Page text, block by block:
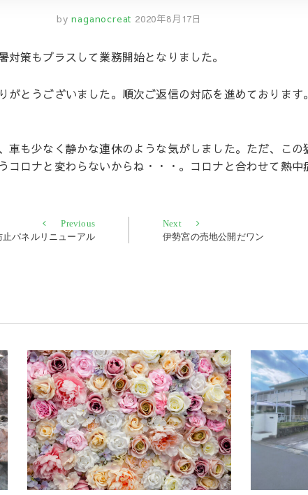
by naganocreat 2020年8月17日
策もプラスして業務開始となりました。
がとうございました。順次ご返信の対応を進めておりま
車も少なく静かな連休のような気がしました。ただ、この
ロナと変わらないからね・・・。コロナと合わせて熱中
PreviousPrevious
post:
止パネルリニューアル
Next
post:
伊勢宮の売地公開だワン